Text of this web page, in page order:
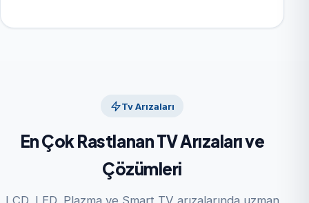
Tv Arızaları
En Çok Rastlanan TV Arızaları ve
Çözümleri
LCD, LED, Plazma ve Smart TV arızalarında uzman